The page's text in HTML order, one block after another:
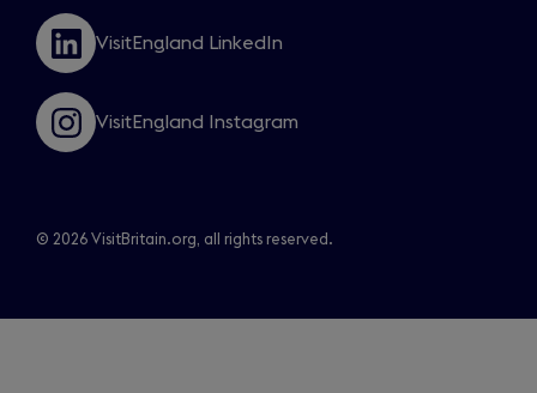
a
new
window
VisitEngland LinkedIn
Opens
a
new
window
VisitEngland Instagram
Opens
window
© 2026 VisitBritain.org, all rights reserved.